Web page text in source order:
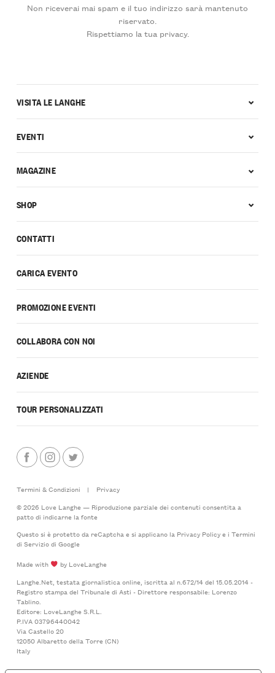
Non riceverai mai spam e il tuo indirizzo sarà mantenuto
riservato.
Rispettiamo la tua privacy.
CONTATTI
CARICA EVENTO
PROMOZIONE EVENTI
COLLABORA CON NOI
AZIENDE
TOUR PERSONALIZZATI
VISITA LE LANGHE
EVENTI
MAGAZINE
SHOP
Termini & Condizioni |
Privacy
© 2026 Love Langhe — Riproduzione parziale dei contenuti consentita a
patto di indicarne la fonte
Questo si è protetto da reCaptcha e si applicano la Privacy Policye i Termini
di Serviziodi Google
Made with
by LoveLanghe
Langhe.Net, testata giornalistica online, iscritta al n.672/14 del 15.05.2014 -
Registro stampa del Tribunale di Asti - Direttore responsabile: Lorenzo
Tablino.
Editore: LoveLanghe S.R.L.
P.IVA 03796440042
Via Castello 20
12050 Albaretto della Torre (CN)
Italy